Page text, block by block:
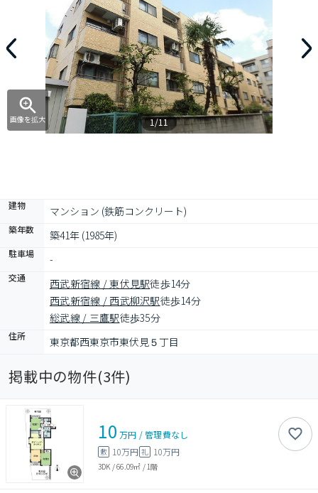
画像を拡大 1/11
建物 マンション (鉄筋コンクリート)
築年数 築41年 (1985年)
駐車場 -
交通 西武新宿線 / 東伏見駅徒歩14分
西武新宿線 / 西武柳沢駅徒歩14分
総武線 / 三鷹駅徒歩35分
住所 東京都西東京市東伏見５丁目
掲載中の物件(3件)
10 万円 /管理費なし
敷 10万円 礼 10万円
3DK /66.09㎡ / 1階